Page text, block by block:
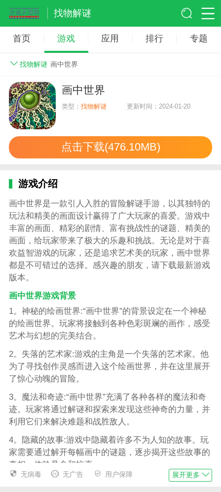
找物解谜
首页 游戏 应用 排行 专题
找物解谜 画中世界
画中世界
类型：找物解谜 更新时间：2024-01-20
点击下载(476.10MB)
游戏介绍
画中世界是一款引人入胜的冒险解谜手游，以其独特的
玩法和精美的画面设计赢得了广大玩家的喜爱。游戏中
丰富的画面、精彩的剧情、富有挑战性的谜题、精美的
画面，给玩家带来了极大的乐趣和挑战。无论是对于喜
欢益智游戏的玩家，还是追求艺术美的玩家，画中世界
都是不可错过的选择。感兴趣的朋友，请下载最新游戏
版本。
画中世界游戏背景
1。神秘的绘画世界:“画中世界”的背景设定在一个神秘
的绘画世界。玩家将接触到各种色彩斑斓的画作，感受
艺术与幻想的完美结合。
2。失落的艺术家:游戏的主角是一个失落的艺术家。他
为了寻找创作灵感而进入这个绘画世界，并在这里展开
了惊心动魄的冒险。
3。魔法和奇迹:“画中世界”充满了各种各样的魔法和奇
迹。玩家将通过解谜和探索来发现这些神奇的力量，并
利用它们来解决难题和战胜敌人。
4。隐藏的故事:游戏中隐藏着许多不为人知的故事。玩
家需要通过解开每幅画中的谜题，逐步揭开这些故事的
真相，体验悬念和惊喜。
无病毒 无广告 用户保障 展开更多